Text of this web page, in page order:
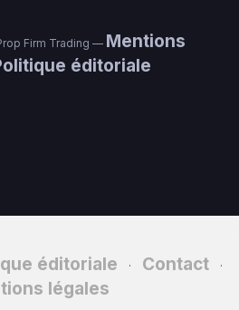
Firm Trading — Mentions
éditoriale
éditoriale · Contact ·
légales